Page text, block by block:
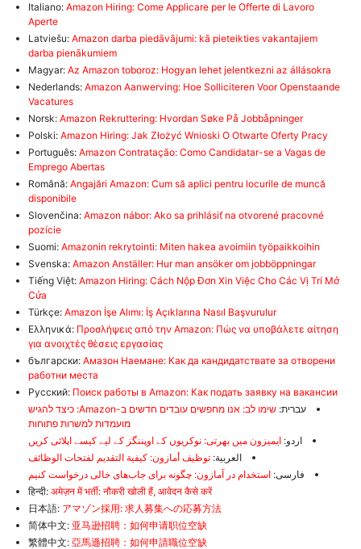
Italiano: Amazon Hiring: Come Applicare per le Offerte di Lavoro
Aperte
Latviešu: Amazon darba piedāvājumi: kā pieteikties vakantajiem
darba pienākumiem
Magyar: Az Amazon toboroz: Hogyan lehet jelentkezni az állásokra
Nederlands: Amazon Aanwerving: Hoe Solliciteren Voor Openstaande
Vacatures
Norsk: Amazon Rekruttering: Hvordan Søke På Jobbåpninger
Polski: Amazon Hiring: Jak Złożyć Wnioski O Otwarte Oferty Pracy
Português: Amazon Contratação: Como Candidatar-se a Vagas de
Emprego Abertas
Română: Angajări Amazon: Cum să aplici pentru locurile de muncă
disponibile
Slovenčina: Amazon nábor: Ako sa prihlásiť na otvorené pracovné
pozície
Suomi: Amazonin rekrytointi: Miten hakea avoimiin työpaikkoihin
Svenska: Amazon Anställer: Hur man ansöker om jobböppningar
Tiếng Việt: Amazon Hiring: Cách Nộp Đơn Xin Việc Cho Các Vị Trí Mở
Cửa
Türkçe: Amazon İşe Alımı: İş Açıklarına Nasıl Başvurulur
Ελληνικά: Προσλήψεις από την Amazon: Πώς να υποβάλετε αίτηση
για ανοιχτές θέσεις εργασίας
български: Амазон Наемане: Как да кандидатствате за отворени
работни места
Русский: Поиск работы в Amazon: Как подать заявку на вакансии
עברית:
שימו לב: אנו מחפשים עובדים חדשים ב-Amazon: כיצד להגיש
מועמדות למשרות פתוחות
اردو: ایمیزون میں بھرتی: نوکریوں کے اوپننگز کے لیے کیسے اپلائی کریں
العربية: توظيف أمازون: كيفية التقديم لفتحات الوظائف
فارسی: استخدام در آمازون: چگونه برای جاب‌های خالی درخواست کنیم
हिन्दी: अमेज़न में भर्ती: नौकरी खोली हैं, आवेदन कैसे करें
日本語: アマゾン採用: 求人募集への応募方法
简体中文: 亚马逊招聘：如何申请职位空缺
繁體中文: 亞馬遜招聘：如何申請職位空缺